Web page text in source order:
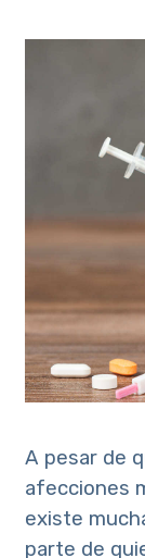
A pesar de
afecciones
existe
parte de